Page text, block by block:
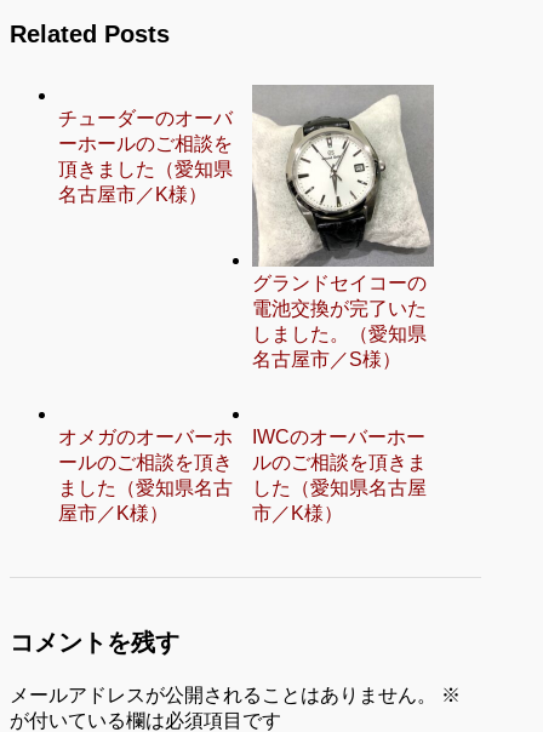
Related Posts
チューダーのオーバ
ーホールのご相談を
頂きました（愛知県
名古屋市／K様）
グランドセイコーの
電池交換が完了いた
しました。（愛知県
名古屋市／S様）
オメガのオーバーホ
ールのご相談を頂き
ました（愛知県名古
屋市／K様）
IWCのオーバーホー
ルのご相談を頂きま
した（愛知県名古屋
市／K様）
コメントを残す
メールアドレスが公開されることはありません。
※
が付いている欄は必須項目です